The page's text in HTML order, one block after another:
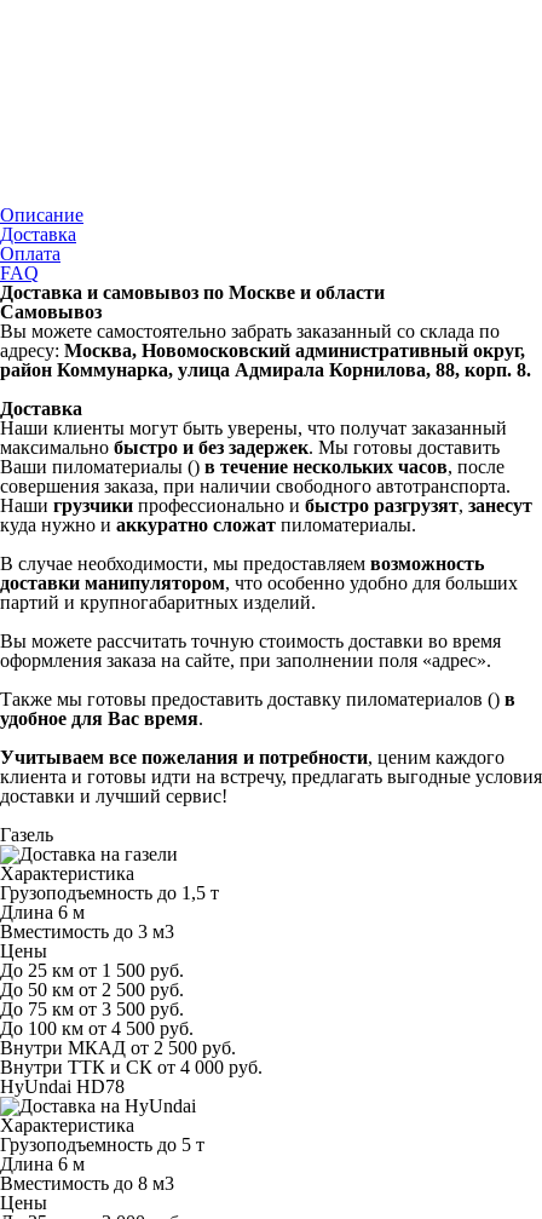
Описание
Доставка
Оплата
FAQ
Доставка и самовывоз по Москве и области
Самовывоз
Вы можете самостоятельно забрать заказанный со склада по
адресу: Москва, Новомосковский административный округ,
район Коммунарка, улица Адмирала Корнилова, 88, корп. 8.
Доставка
Наши клиенты могут быть уверены, что получат заказанный
максимально быстро и без задержек. Мы готовы доставить
Ваши пиломатериалы () в течение нескольких часов, после
совершения заказа, при наличии свободного автотранспорта.
Наши грузчики профессионально и быстро разгрузят, занесут
куда нужно и аккуратно сложат пиломатериалы.
В случае необходимости, мы предоставляем возможность
доставки манипулятором, что особенно удобно для больших
партий и крупногабаритных изделий.
Вы можете рассчитать точную стоимость доставки во время
оформления заказа на сайте, при заполнении поля «адрес».
Также мы готовы предоставить доставку пиломатериалов () в
удобное для Вас время.
Учитываем все пожелания и потребности, ценим каждого
клиента и готовы идти на встречу, предлагать выгодные условия
доставки и лучший сервис!
Газель
Характеристика
Грузоподъемность до 1,5 т
Длина 6 м
Вместимость до 3 м3
Цены
До 25 км от 1 500 руб.
До 50 км от 2 500 руб.
До 75 км от 3 500 руб.
До 100 км от 4 500 руб.
Внутри МКАД от 2 500 руб.
Внутри ТТК и СК от 4 000 руб.
HyUndai HD78
Характеристика
Грузоподъемность до 5 т
Длина 6 м
Вместимость до 8 м3
Цены